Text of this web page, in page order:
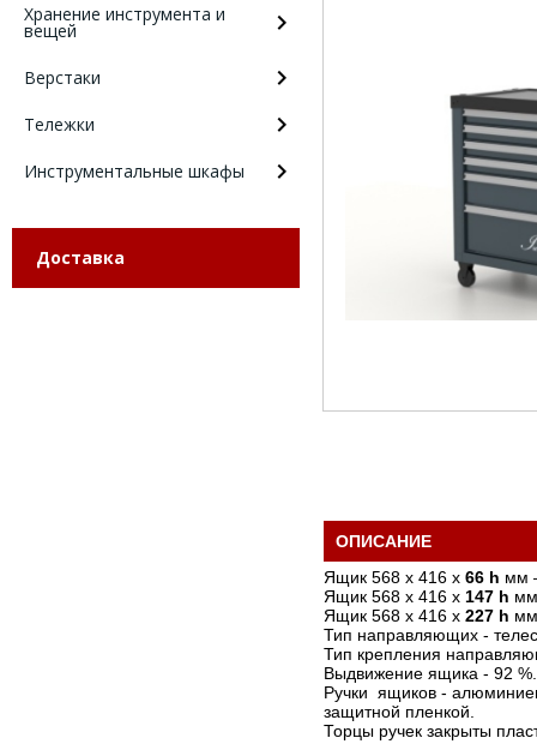
Хранение инструмента и
вещей
Верстаки
Тележки
Инструментальные шкафы
Доставка
ОПИСАНИЕ
Ящик 568 х 416 х 66 h мм
Ящик 568 х 416 х 147 h
Ящик 568 х 416 х 227 h
Тип направляющих -
Тип крепления
Выдвижение ящика - 92 %.
Ручки ящиков -
защитной пленкой.
Торцы ручек закрыты